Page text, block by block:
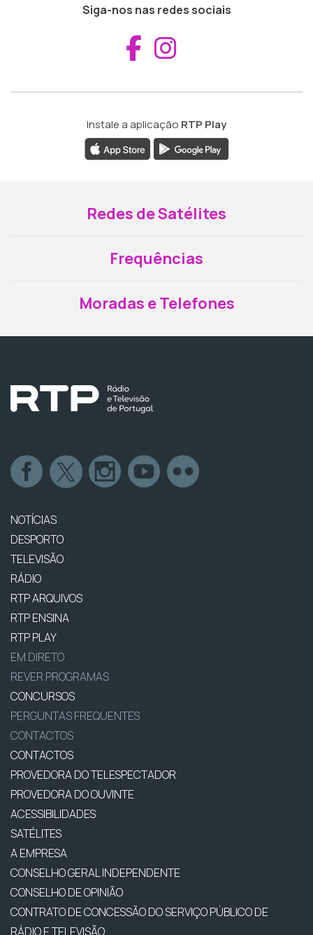
Siga-nos nas redes sociais
Aceder ao
Instale a aplicação RTP Play
Redes de Satélites
Frequências
Moradas e Telefones
NOTÍCIAS
DESPORTO
TELEVISÃO
RÁDIO
RTP ARQUIVOS
RTP ENSINA
RTP PLAY
EM DIRETO
REVER PROGRAMAS
CONCURSOS
PERGUNTAS FREQUENTES
CONTACTOS
CONTACTOS
PROVEDORA DO TELESPECTADOR
PROVEDORA DO OUVINTE
ACESSIBILIDADES
SATÉLITES
A EMPRESA
CONSELHO GERAL INDEPENDENTE
CONSELHO DE OPINIÃO
CONTRATO DE CONCESSÃO DO SERVIÇO PÚBLICO DE
RÁDIO E TELEVISÃO